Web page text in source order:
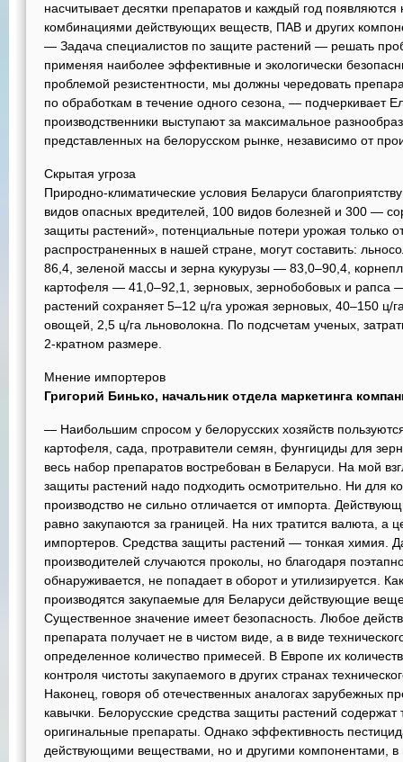
насчитывает десятки препаратов и каждый год
комбинациями действующих веществ, ПАВ и других
— Задача специалистов по защите растений — решать
применяя наиболее эффективные и экологически
проблемой резистентности, мы должны чередовать
по обработкам в течение одного сезона, — подчеркивает
производственники выступают за максимальное
представленных на белорусском рынке, независимо от
Скрытая угроза
Природно-климатические условия Беларуси
видов опасных вредителей, 100 видов болезней и 300 —
защиты растений», потенциальные потери урожая только
распространенных в нашей стране, могут составить:
86,4, зеленой массы и зерна кукурузы — 83,0–90,4,
картофеля — 41,0–92,1, зерновых, зернобобовых и рапса
растений сохраняет 5–12 ц/га урожая зерновых, 40–150 ц/
овощей, 2,5 ц/га льноволокна. По подсчетам ученых,
2-кратном размере.
Мнение импортеров
Григорий Бинько, начальник отдела маркетинга
— Наибольшим спросом у белорусских хозяйств
картофеля, сада, протравители семян, фунгициды для
весь набор препаратов востребован в Беларуси. На мой
защиты растений надо подходить осмотрительно. Ни для
производство не сильно отличается от импорта.
равно закупаются за границей. На них тратится валюта, а
импортеров. Средства защиты растений — тонкая химия.
производителей случаются проколы, но благодаря
обнаруживается, не попадает в оборот и утилизируется.
производятся закупаемые для Беларуси действующие
Существенное значение имеет безопасность. Любое
препарата получает не в чистом виде, а в виде
определенное количество примесей. В Европе их
контроля чистоты закупаемого в других странах
Наконец, говоря об отечественных аналогах зарубежных
кавычки. Белорусские средства защиты растений
оригинальные препараты. Однако эффективность
действующими веществами, но и другими компонентами, в